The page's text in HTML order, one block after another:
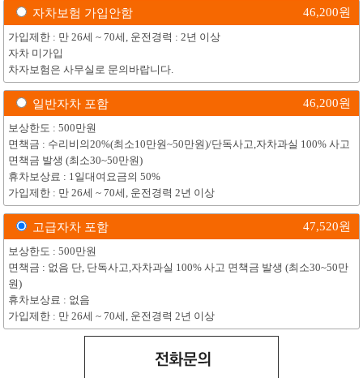
자차보험 가입안함 46,200원
가입제한 : 만 26세 ~ 70세, 운전경력 : 2년 이상
자차 미가입
차자보험은 사무실로 문의바랍니다.
일반자차 포함 46,200원
보상한도 : 500만원
면책금 : 수리비의20%(최소10만원~50만원)/단독사고,자차과실 100% 사고
면책금 발생 (최소30~50만원)
휴차보상료 : 1일대여요금의 50%
가입제한 : 만 26세 ~ 70세, 운전경력 2년 이상
고급자차 포함 47,520원
보상한도 : 500만원
면책금 : 없음 단, 단독사고,자차과실 100% 사고 면책금 발생 (최소30~50만
원)
휴차보상료 : 없음
가입제한 : 만 26세 ~ 70세, 운전경력 2년 이상